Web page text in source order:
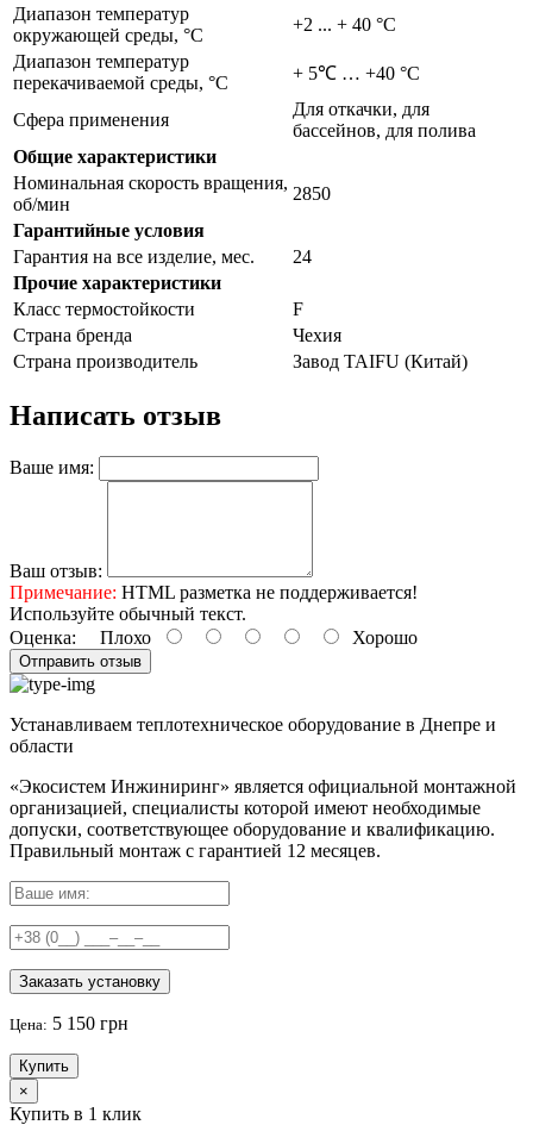
Диапазон температур
окружающей среды, °С
+2 ... + 40 °C
Диапазон температур
перекачиваемой среды, °С
+ 5℃ … +40 °С
Сфера применения
Для откачки, для
бассейнов, для полива
Общие характеристики
Номинальная скорость вращения,
об/мин
2850
Гарантийные условия
Гарантия на все изделие, мес.
24
Прочие характеристики
Класс термостойкости
F
Страна бренда
Чехия
Страна производитель
Завод TAIFU (Китай)
Написать отзыв
Ваше имя:
Ваш отзыв:
Примечание: HTML разметка не поддерживается!
Используйте обычный текст.
Оценка: Плохо Хорошо
Отправить отзыв
Устанавливаем теплотехническое оборудование в Днепре и
области
«Экосистем Инжиниринг» является официальной монтажной
организацией, специалисты которой имеют необходимые
допуски, соответствующее оборудование и квалификацию.
Правильный монтаж с гарантией 12 месяцев.
Заказать установку
Цена: 5 150 грн
Купить
×
Купить в 1 клик